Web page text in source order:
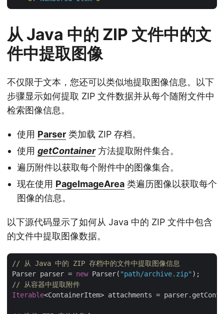
从 Java 中的 ZIP 文件中的文
件中提取图像
不仅限于文本，您还可以类似地提取图像信息。以下
步骤显示如何提取 ZIP 文件数据并从每个随附文件中
检索图像信息。
使用 Parser 类加载 ZIP 存档。
使用 getContainer方法提取附件集合。
遍历附件以获取每个附件中的图像集合。
现在使用 PageImageArea 类遍历图像以获取每个
图像的信息。
以下源代码显示了如何从 Java 中的 ZIP 文件中包含
的文件中提取图像数据。
// 从 Java 中的 ZIP 存档中的文件中提取图像信息
Parser parser = new Parser( "path/archive.zip"
// 从容器中提取附件
Iterable<ContainerItem> attachments =